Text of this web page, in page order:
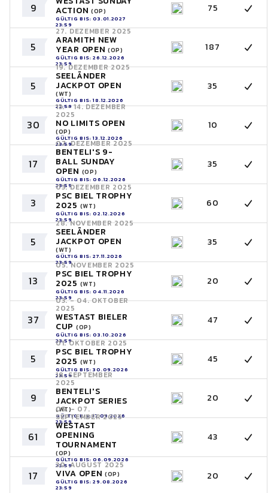
9 ACTION (OP)
GÜLTIG BIS: 03.01.2027
23:59
75
5
27. DEZEMBER 2025
ARAMITH NEW
YEAR OPEN (OP)
GÜLTIG BIS: 26.12.2026
23:59
187
5
19. DEZEMBER 2025
SEELÄNDER
JACKPOT OPEN
(WT)
GÜLTIG BIS: 18.12.2026
23:59
35
30
13. - 14. DEZEMBER
2025
NO LIMITS OPEN
(OP)
GÜLTIG BIS: 13.12.2026
23:59
10
17
07. DEZEMBER 2025
BENTELI'S 9-
BALL SUNDAY
OPEN (OP)
GÜLTIG BIS: 06.12.2026
23:59
35
3
03. DEZEMBER 2025
PSC BIEL TROPHY
2025 (WT)
GÜLTIG BIS: 02.12.2026
23:59
60
5
28. NOVEMBER 2025
SEELÄNDER
JACKPOT OPEN
(WT)
GÜLTIG BIS: 27.11.2026
23:59
35
13
05. NOVEMBER 2025
PSC BIEL TROPHY
2025 (WT)
GÜLTIG BIS: 04.11.2026
23:59
20
37
03. - 04. OKTOBER
2025
WESTAST BIELER
CUP (OP)
GÜLTIG BIS: 03.10.2026
23:59
47
5
01. OKTOBER 2025
PSC BIEL TROPHY
2025 (WT)
GÜLTIG BIS: 30.09.2026
23:59
45
9
18. SEPTEMBER
2025
BENTELI'S
JACKPOT SERIES
(WT)
GÜLTIG BIS: 17.09.2026
23:59
20
61
05. - 07.
SEPTEMBER 2025
WESTAST
OPENING
TOURNAMENT
(OP)
GÜLTIG BIS: 06.09.2026
23:59
43
17
30. AUGUST 2025
VIVA OPEN (OP)
GÜLTIG BIS: 29.08.2026
23:59
20